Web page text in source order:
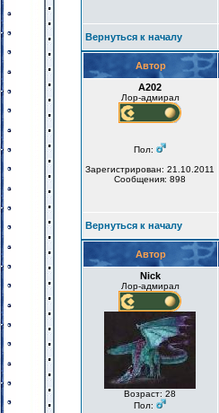
Вернуться к началу
Автор
А202
Лор-адмирал
Пол:
Зарегистрирован: 21.10.2011
Сообщения: 898
Вернуться к началу
Автор
Nick
Лор-адмирал
Возраст: 28
Пол: